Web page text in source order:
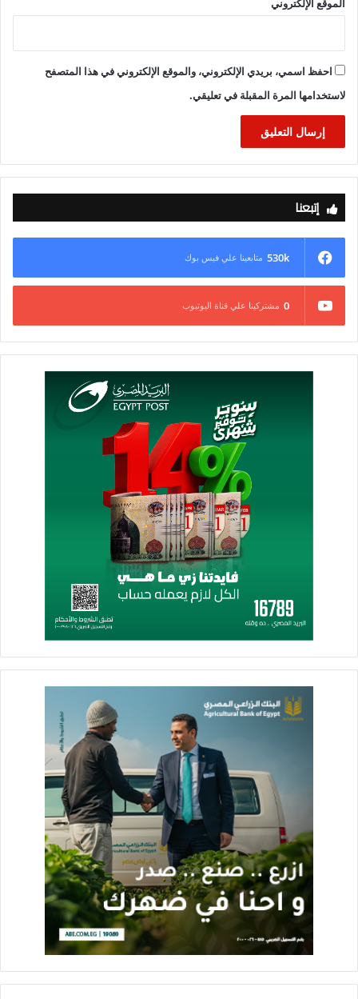
الموقع الإلكتروني
احفظ اسمي، بريدي الإلكتروني، والموقع الإلكتروني في هذا المتصفح
لاستخدامها المرة المقبلة في تعليقي.
إتبعنا
530k متابعينا علي فيس بوك
0 مشتركينا علي قناة اليوتيوب